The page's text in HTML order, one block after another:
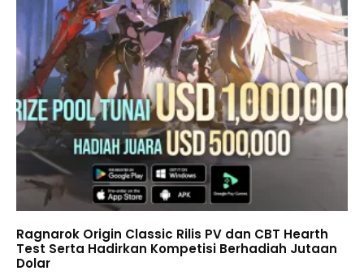
Ragnarok Origin Classic Rilis PV dan CBT Hearth
Test Serta Hadirkan Kompetisi Berhadiah Jutaan
Dolar